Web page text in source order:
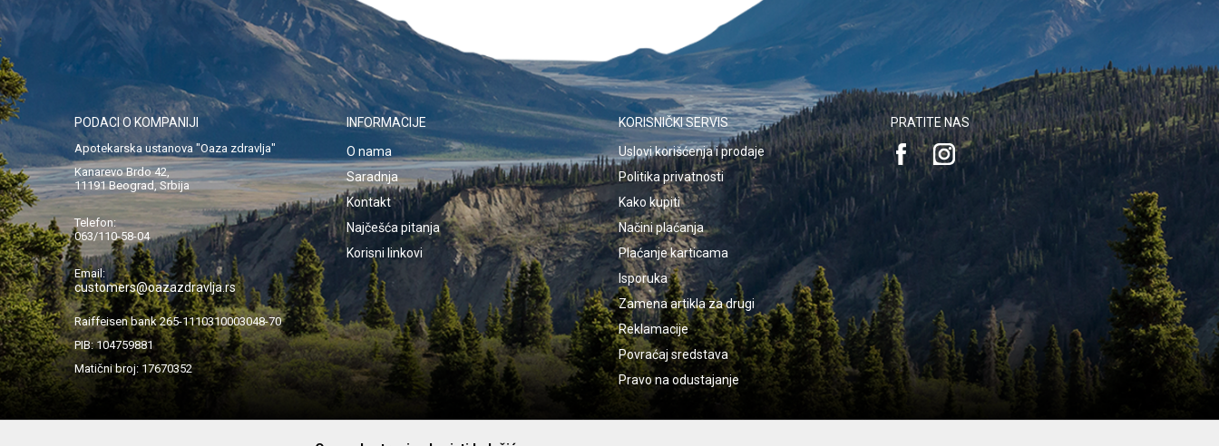
PODACI O KOMPANIJI
Apotekarska ustanova "Oaza zdravlja"
Kanarevo Brdo 42,
11191 Beograd, Srbija
Telefon:
063/110-58-04
Email:
customers@oazazdravlja.rs
Raiffeisen bank 265-1110310003048-70
PIB: 104759881
Matični broj: 17670352
INFORMACIJE
O nama
Saradnja
Kontakt
Najčešća pitanja
Korisni linkovi
KORISNIČKI SERVIS
Uslovi korišćenja i prodaje
Politika privatnosti
Kako kupiti
Načini plaćanja
Plaćanje karticama
Isporuka
Zamena artikla za drugi
Reklamacije
Povraćaj sredstava
Pravo na odustajanje
PRATITE NAS